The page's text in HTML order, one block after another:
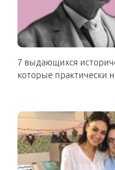
7 выдающихся
которые практически